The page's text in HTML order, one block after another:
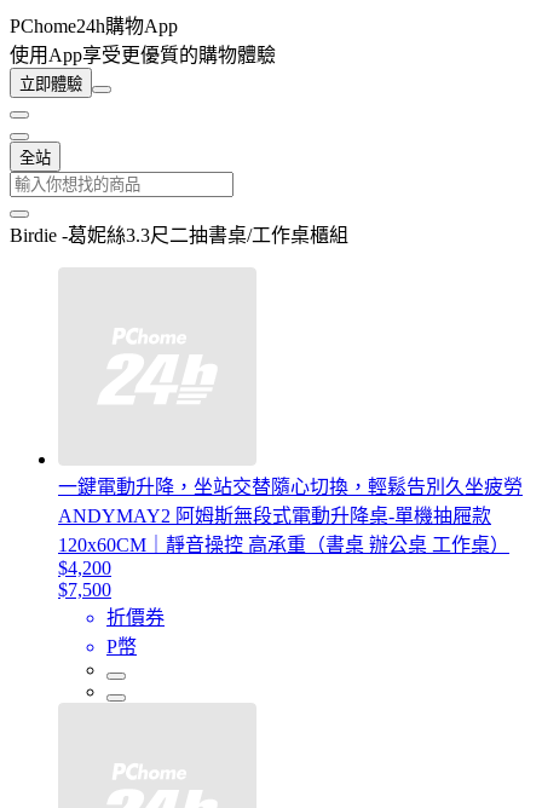
PChome24h購物App
使用App享受更優質的購物體驗
立即體驗
全站
Birdie -葛妮絲3.3尺二抽書桌/工作桌櫃組
一鍵電動升降，坐站交替隨心切換，輕鬆告別久坐疲勞
ANDYMAY2 阿姆斯無段式電動升降桌-單機抽屜款
120x60CM｜靜音操控 高承重（書桌 辦公桌 工作桌）
$4,200
$7,500
折價券
P幣